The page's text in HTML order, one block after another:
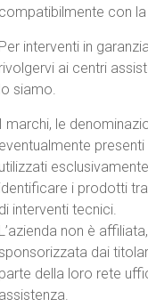
compatibilmente con
Per interventi in
rivolgervi ai centri
lo siamo.
I marchi, le
eventualmente
utilizzati
identificare i prodotti
di interventi tecnici.
L’azienda non è
sponsorizzata dai
parte della loro rete
assistenza.